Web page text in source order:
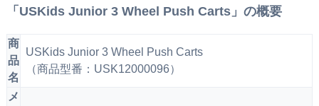
「USKids Junior 3 Wheel Push Carts」の概要
商
品
名
USKids Junior 3 Wheel Push Carts
（商品型番：USK12000096）
メ